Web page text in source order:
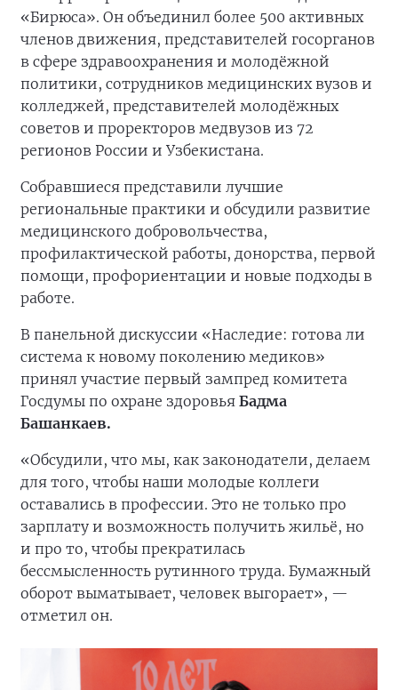
«Бирюса». Он объединил более 500 активных
членов движения, представителей госорганов
в сфере здравоохранения и молодёжной
политики, сотрудников медицинских вузов и
колледжей, представителей молодёжных
советов и проректоров медвузов из 72
регионов России и Узбекистана.
Собравшиеся представили лучшие
региональные практики и обсудили развитие
медицинского добровольчества,
профилактической работы, донорства, первой
помощи, профориентации и новые подходы в
работе.
В панельной дискуссии «Наследие: готова ли
система к новому поколению медиков»
принял участие первый зампред комитета
Госдумы по охране здоровья Бадма
Башанкаев.
«Обсудили, что мы, как законодатели, делаем
для того, чтобы наши молодые коллеги
оставались в профессии. Это не только про
зарплату и возможность получить жильё, но
и про то, чтобы прекратилась
бессмысленность рутинного труда. Бумажный
оборот выматывает, человек выгорает», —
отметил он.